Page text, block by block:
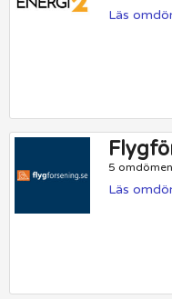
Läs
5 omdömen
Läs